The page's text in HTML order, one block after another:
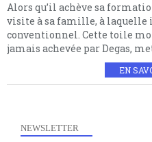
Alors qu’il achève sa
visite à sa famille, à laquelle
conventionnel. Cette toile
jamais achevée par Degas,
EN
NEWSLETTER